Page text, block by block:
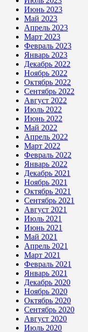
Июнь 2023
Май 2023
Апрель 2023
Март 2023
Февраль 2023
Январь 2023
Декабрь 2022
Ноябрь 2022
Октябрь 2022
Сентябрь 2022
Август 2022
Июль 2022
Июнь 2022
Май 2022
Апрель 2022
Март 2022
Февраль 2022
Январь 2022
Декабрь 2021
Ноябрь 2021
Октябрь 2021
Сентябрь 2021
Август 2021
Июль 2021
Июнь 2021
Май 2021
Апрель 2021
Март 2021
Февраль 2021
Январь 2021
Декабрь 2020
Ноябрь 2020
Октябрь 2020
Сентябрь 2020
Август 2020
Июль 2020